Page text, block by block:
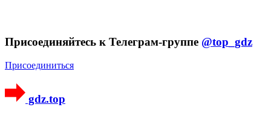
Присоединяйтесь к Телеграм-группе @top_gdz
Присоединиться
gdz.top